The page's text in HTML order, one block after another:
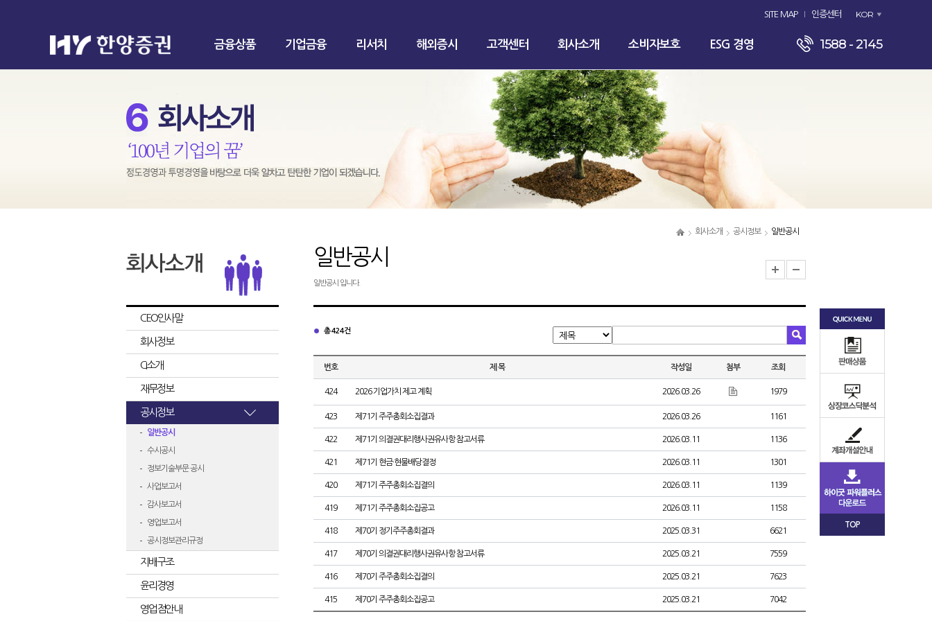
SITE MAP 인증센터 KOR
금융상품 기업금융 리서치 해외증시 고객센터 회사소개 소비자보호 ESG 경영 1588 - 2145
회사소개 공시정보 일반공시
CEO인사말
회사정보
CI소개
재무정보
공시정보
일반공시
수시공시
정보기술부문 공시
사업보고서
감사보고서
영업보고서
공시정보관리규정
지배구조
윤리경영
영업점안내
일반공시
일반공시 입니다.
총 424건
번호 제 목 작성일 첨부 조회
424 2026 기업가치 제고 계획 2026.03.26 1979
423 제71기 주주총회소집결과 2026.03.26 1161
422 제71기 의결권대리행사권유사항 참고서류 2026.03.11 1136
421 제71기 현금·현물배당결정 2026.03.11 1301
420 제71기 주주총회소집결의 2026.03.11 1139
419 제71기 주주총회소집공고 2026.03.11 1158
418 제70기 정기주주총회결과 2025.03.31 6621
417 제70기 의결권대리행사권유사항 참고서류 2025.03.21 7559
416 제70기 주주총회소집결의 2025.03.21 7623
415 제70기 주주총회소집공고 2025.03.21 7042
TOP